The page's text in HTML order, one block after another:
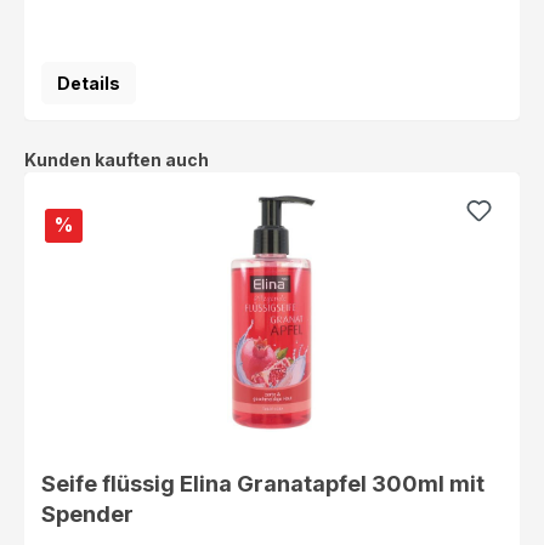
Details
Produktgalerie überspringen
Kunden kauften auch
%
Seife flüssig Elina Granatapfel 300ml mit
Spender